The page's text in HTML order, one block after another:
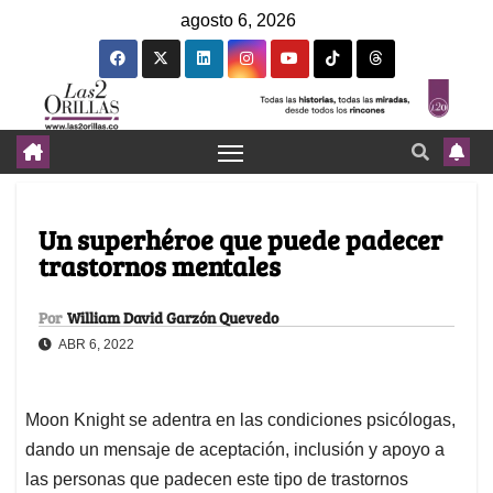
agosto 6, 2026
Un superhéroe que puede padecer
trastornos mentales
Por William David Garzón Quevedo
ABR 6, 2022
Moon Knight se adentra en las condiciones psicólogas,
dando un mensaje de aceptación, inclusión y apoyo a
las personas que padecen este tipo de trastornos